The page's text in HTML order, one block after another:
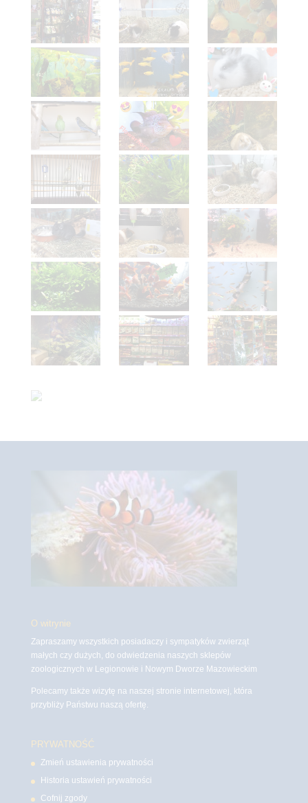
O witrynie
Zapraszamy wszystkich posiadaczy i sympatyków zwierząt
małych czy dużych, do odwiedzenia naszych sklepów
zoologicznych w Legionowie i Nowym Dworze Mazowieckim
Polecamy także wizytę na naszej stronie internetowej, która
przybliży Państwu naszą ofertę.
PRYWATNOŚĆ
Zmień ustawienia prywatności
Historia ustawień prywatności
Cofnij zgody